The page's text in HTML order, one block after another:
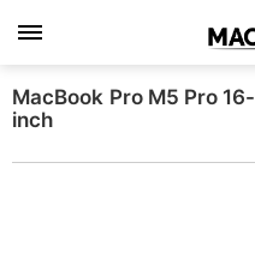
MacBook Pro M5 Pro 16-
inch